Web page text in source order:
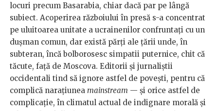
locuri precum Basarabia, chiar dacă par pe lângă
subiect. Acoperirea războiului în presă s-a concentrat
pe uluitoarea unitate a ucrainenilor confruntați cu un
dușman comun, dar există părți ale țării unde, în
subteran, încă bolborosesc simpatii puternice, chit că
tăcute, față de Moscova. Editorii și jurnaliștii
occidentali tind să ignore astfel de povești, pentru că
complică narațiunea mainstream — și orice astfel de
complicație, în climatul actual de indignare morală și